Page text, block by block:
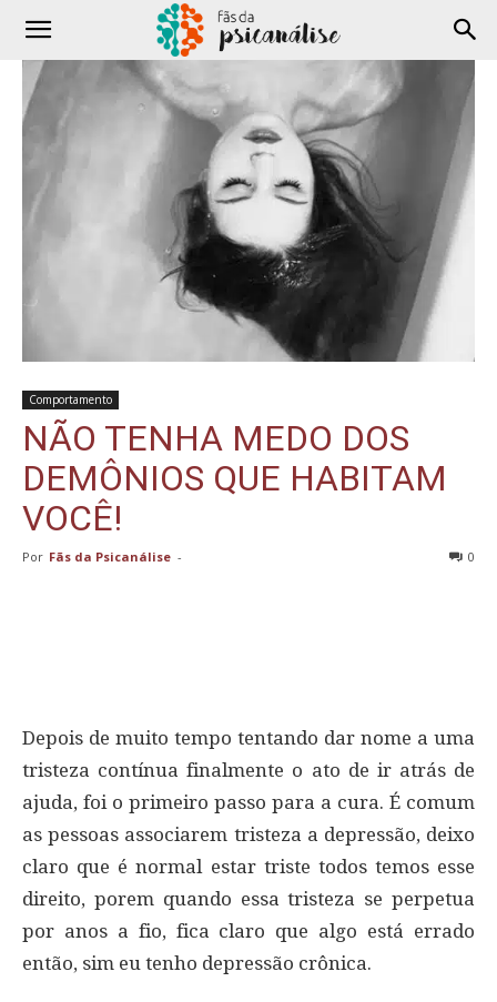
Comportamento
NÃO TENHA MEDO DOS
DEMÔNIOS QUE HABITAM
VOCÊ!
Por Fãs da Psicanálise - 0
Depois de muito tempo tentando dar nome a uma
tristeza contínua finalmente o ato de ir atrás de
ajuda, foi o primeiro passo para a cura. É comum
as pessoas associarem tristeza a depressão, deixo
claro que é normal estar triste todos temos esse
direito, porem quando essa tristeza se perpetua
por anos a fio, fica claro que algo está errado
então, sim eu tenho depressão crônica.